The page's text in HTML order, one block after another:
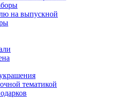
на выпускной
тематикой